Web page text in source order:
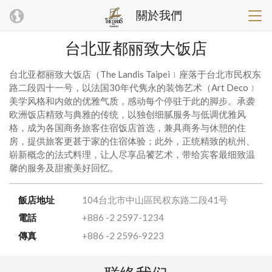
關於我們
台北亚都丽致大饭店
台北亚都丽致大饭店（The Landis Taipei﹞座落于台北市民权东
路二段四十一号，以法国30年代隽永的装饰艺术（Art Deco﹞
美学风格和内敛的优雅气质，感动每个停驻于此的脚步。承袭
欧洲饭店精致与典雅的传统，以独创细腻服务与低调优雅风
格，成为各国商务旅客住宿饭店首选，兼具商务与休憩的住
房，提供旅客更甚于家的住宿体验；此外，正统精致的杭州、
崭新概念的法式料理，让人尽享品饕艺术，带给宾客最细致温
馨的服务及甜蜜美好回忆。
飯店地址
104台北市中山區民权东路二段41号
電話
+886 -2 2597-1234
傳真
+886 -2 2596-9223